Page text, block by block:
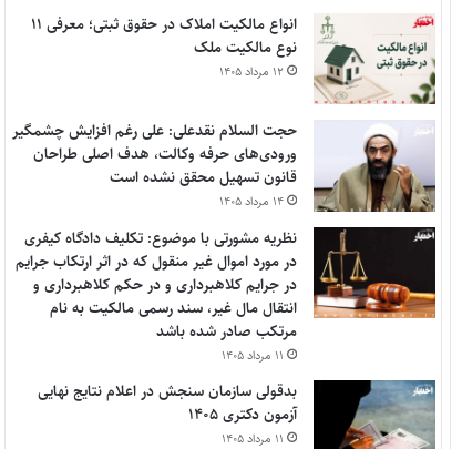
انواع مالکیت املاک در حقوق ثبتی؛ معرفی ۱۱
نوع مالکیت ملک
۱۲ مرداد ۱۴۰۵
حجت السلام نقدعلی: علی رغم افزایش چشمگیر
ورودی‌های حرفه وکالت، هدف اصلی طراحان
قانون تسهیل محقق نشده است
۱۴ مرداد ۱۴۰۵
نظریه مشورتی با موضوع: تکلیف دادگاه کیفری
در مورد اموال غیر منقول که در اثر ارتکاب جرایم
در جرایم کلاهبرداری و در حکم کلاهبرداری و
انتقال مال غیر، سند رسمی مالکیت به نام
مرتکب صادر شده باشد
۱۱ مرداد ۱۴۰۵
بدقولی سازمان سنجش در اعلام نتایج نهایی
آزمون دکتری ۱۴۰۵
۱۱ مرداد ۱۴۰۵